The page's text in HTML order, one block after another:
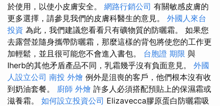
於使用，以使小皮膚安全。 網路行銷公司 有關敏感皮膚的
更多選擇，請參見我們的皮膚科醫生的意見。 外國人來台
投資 為此，我們建議您看看只有礦物質的防曬霜。 如果您
去露營並隨身攜帶防曬霜，那麼這樣的背包將使您的工作更
加輕鬆，並且很可能您不會進入書包。 台胞證 期限 與
Iherb的其他矛盾產品不同，乳霜幾乎沒有負面意見。 外國
人設立公司 南投 外燴 例外是沮喪的客戶，他們根本沒有收
到奶油套餐。 廚師 外燴 許多人必須搭配預貼上的保濕霜或
滋養霜。 如何設立投資公司 Elizavecca膠原蛋白防曬霜吸